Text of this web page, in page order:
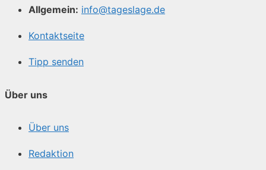
Allgemein: info@tageslage.de
Kontaktseite
Tipp senden
Über uns
Über uns
Redaktion